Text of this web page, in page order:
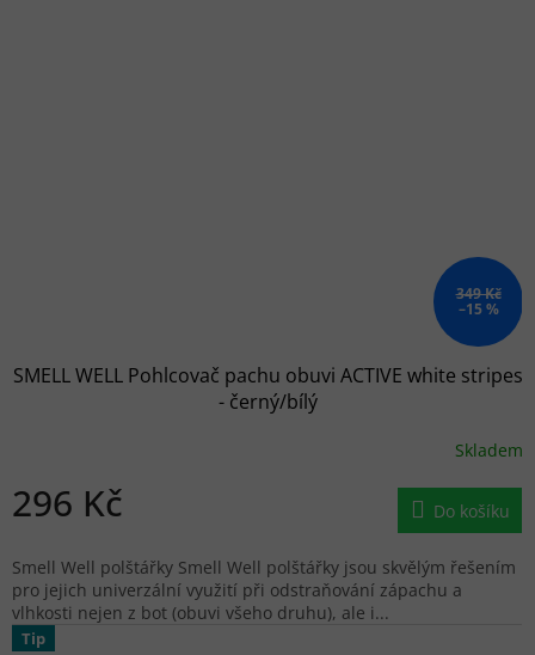
349 Kč
–15 %
SMELL WELL Pohlcovač pachu obuvi ACTIVE white stripes
- černý/bílý
Skladem
296 Kč Do košíku
Smell Well polštářky Smell Well polštářky jsou skvělým řešením
pro jejich univerzální využití při odstraňování zápachu a
vlhkosti nejen z bot (obuvi všeho druhu), ale i...
Tip